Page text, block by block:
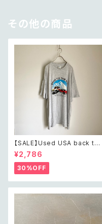
その他の商品
【SALE】Used USA back to t
he 80s car design t shirt レ
トロ アメリカ ユーズド 古着 カ
ーデザイン ライトグレー Tシャ
ツ XXL
¥2,786
30%OFF